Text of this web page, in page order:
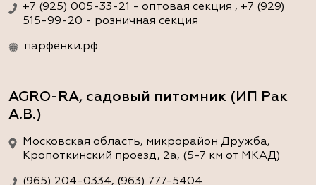
+7 (925) 005-33-21 - оптовая секция , +7 (929)
515-99-20 - розничная секция
парфёнки.рф
AGRO-RA, садовый питомник (ИП Рак
А.В.)
Московская область, микрорайон Дружба,
Кропоткинский проезд, 2а, (5-7 км от МКАД)
(965) 204-0334, (963) 777-5404